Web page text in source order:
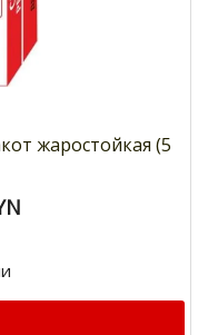
жаростойкая (5